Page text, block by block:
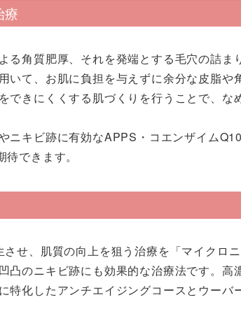
療
角質肥厚、それを発端とする毛穴の詰ま
いて、お肌に負担を与えずに余分な皮脂や
きにくくする肌づくりを行うことで、な
ニキビ跡に有効なAPPS・コエンザイム
できます。
せ、肌質の向上を狙う治療を「マイクロ
のニキビ跡にも効果的な治療法です。⾼
化したアンチエイジングコースとウーバ